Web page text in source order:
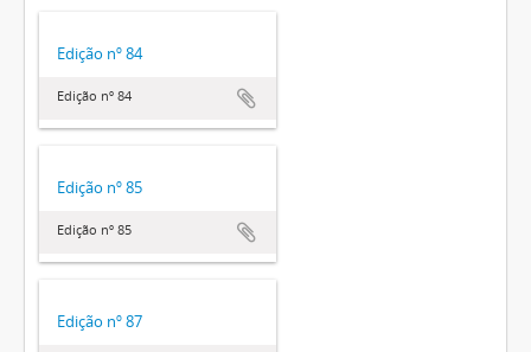
Edição nº 84
Edição nº 84
Edição nº 85
Edição nº 85
Edição nº 87